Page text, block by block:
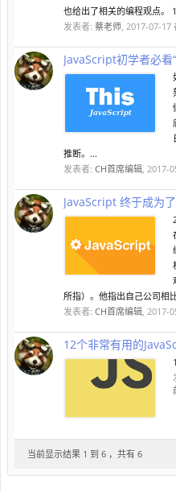
也给出了相关的编程观点。
发表者: 蔡老师, 2017-07-17
JavaScript初学者必看
推断。...
发表者: CH首席编辑, 2017-
JavaScript 终于成为
所指）。他指出自己公司相
发表者: CH首席编辑, 2017-
12个非常有用的
当前显示结果 1 到 6 ，共有 6